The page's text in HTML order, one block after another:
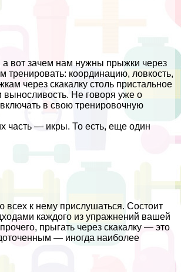
вот зачем нам нужны прыжки через
координацию, ловкость,
через скакалку столь пристальное
выносливость. Не говоря уже о
в свою тренировочную
часть — икры. То есть, еще один
к нему прислушаться. Состоит
каждого из упражнений вашей
прыгать через скакалку — это
— иногда наиболее